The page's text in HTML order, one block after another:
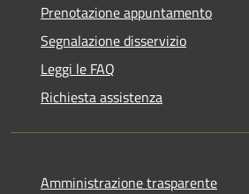
Prenotazione appuntamento
Segnalazione disservizio
Leggi le FAQ
Richiesta assistenza
Amministrazione trasparente